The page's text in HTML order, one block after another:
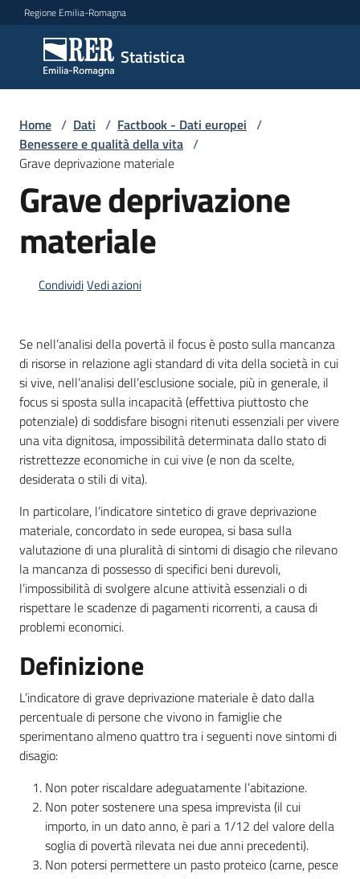
Vai al contenuto
Vai alla navigazione
Vai al footer
Regione Emilia-Romagna
Statistica
Statistica
Novità
Dati
Studi
analisi
Statistiche
per
temi
Metadati
Seguici
su
Home / Dati / Factbook - Dati europei /
Benessere e qualità della vita /
Grave deprivazione materiale
Grave deprivazione
materiale
CondividiVedi azioni
Se nell’analisi della povertà il focus è posto sulla mancanza
di risorse in relazione agli standard di vita della società in cui
si vive, nell’analisi dell’esclusione sociale, più in generale, il
focus si sposta sulla incapacità (effettiva piuttosto che
potenziale) di soddisfare bisogni ritenuti essenziali per vivere
una vita dignitosa, impossibilità determinata dallo stato di
ristrettezze economiche in cui vive (e non da scelte,
desiderata o stili di vita).
In particolare, l’indicatore sintetico di grave deprivazione
materiale, concordato in sede europea, si basa sulla
valutazione di una pluralità di sintomi di disagio che rilevano
la mancanza di possesso di specifici beni durevoli,
l’impossibilità di svolgere alcune attività essenziali o di
rispettare le scadenze di pagamenti ricorrenti, a causa di
problemi economici.
Definizione
L’indicatore di grave deprivazione materiale è dato dalla
percentuale di persone che vivono in famiglie che
sperimentano almeno quattro tra i seguenti nove sintomi di
disagio:
Non poter riscaldare adeguatamente l’abitazione.
Non poter sostenere una spesa imprevista (il cui
importo, in un dato anno, è pari a 1/12 del valore della
soglia di povertà rilevata nei due anni precedenti).
Non potersi permettere un pasto proteico (carne, pesce